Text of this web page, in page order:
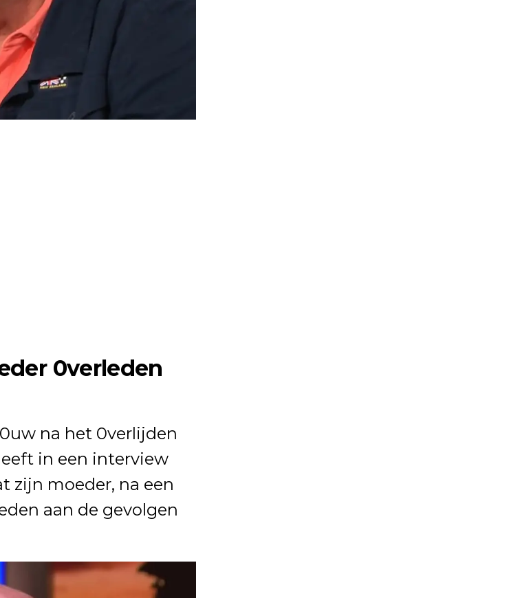
0verleden
na het 0verlijden
in een interview
zijn moeder, na een
aan de gevolgen